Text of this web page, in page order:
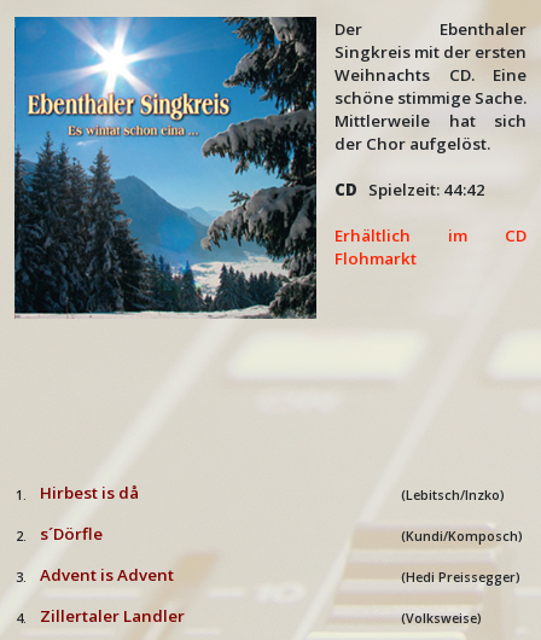
Der Ebenthaler
Singkreis mit der ersten
Weihnachts CD. Eine
schöne stimmige Sache.
Mittlerweile hat sich
der Chor aufgelöst.
CD Spielzeit: 44:42
Erhältlich im CD
Flohmarkt
1. Hirbest is då (Lebitsch/Inzko)
2. s´Dörfle (Kundi/Komposch)
3. Advent is Advent (Hedi Preissegger)
4. Zillertaler Landler (Volksweise)